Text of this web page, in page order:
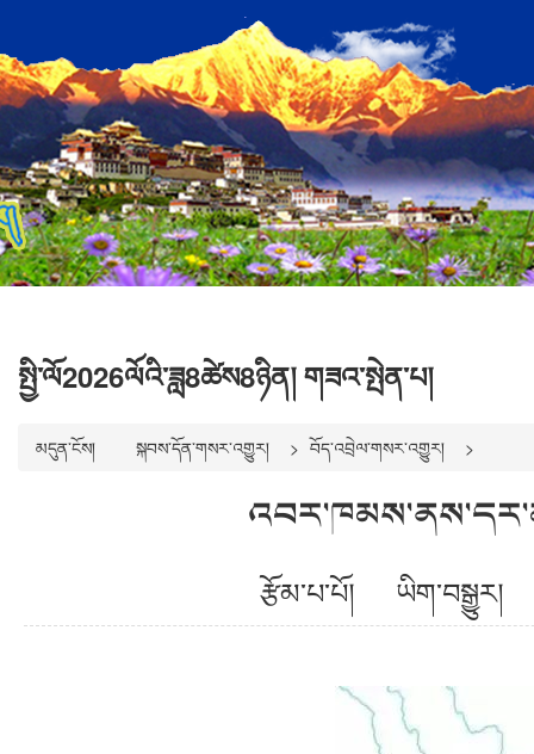
སྤྱི་ལོ2026ལོའི་ཟླ8ཚེས8ཉིན། གཟའ་སྤེན་པ།
མདུན་ངོས། སྐབས་དོན་གསར་འགྱུར། བོད་འབྲེལ་གསར་འགྱུར།
རྩོམ་པ་པོ།